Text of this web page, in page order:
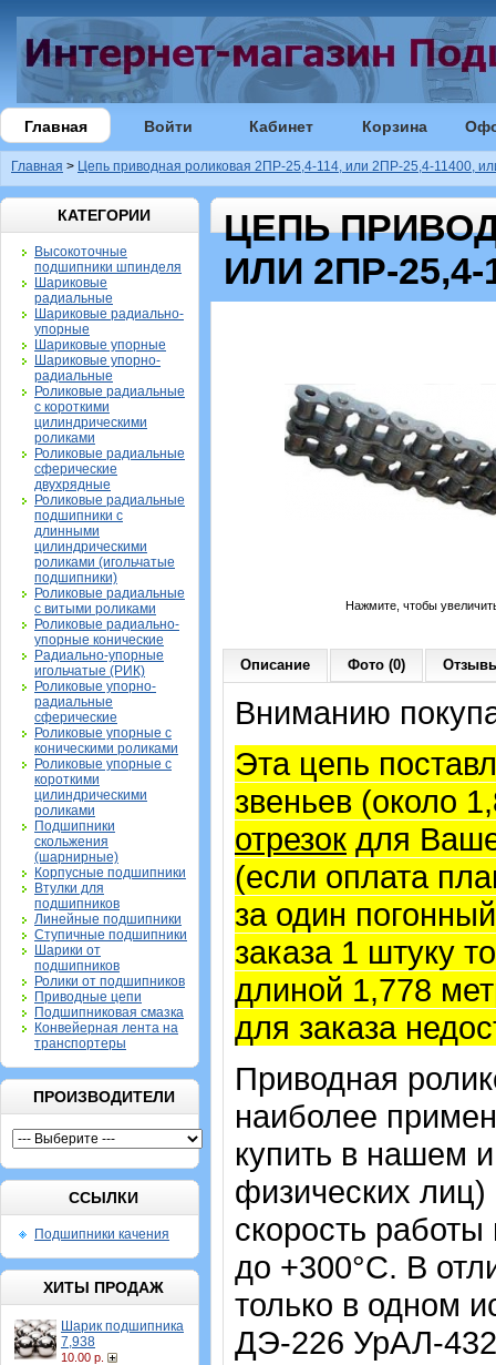
Главная Войти Кабинет Корзина
Главная > Цепь приводная роликовая 2ПР-25,4-114, или 2ПР-25,4-11400,
КАТЕГОРИИ
Высокоточные
подшипники шпинделя
Шариковые
радиальные
Шариковые радиально-
упорные
Шариковые упорные
Шариковые упорно-
радиальные
Роликовые радиальные
с короткими
цилиндрическими
роликами
Роликовые радиальные
сферические
двухрядные
Роликовые радиальные
подшипники с
длинными
цилиндрическими
роликами (игольчатые
подшипники)
Роликовые радиальные
с витыми роликами
Роликовые радиально-
упорные конические
Радиально-упорные
игольчатые (РИК)
Роликовые упорно-
радиальные
сферические
Роликовые упорные с
коническими роликами
Роликовые упорные с
короткими
цилиндрическими
роликами
Подшипники
скольжения
(шарнирные)
Корпусные подшипники
Втулки для
подшипников
Линейные подшипники
Ступичные подшипники
Шарики от
подшипников
Ролики от подшипников
Приводные цепи
Подшипниковая смазка
Конвейерная лента на
транспортеры
ПРОИЗВОДИТЕЛИ
ССЫЛКИ
Подшипники качения
ХИТЫ ПРОДАЖ
Шарик подшипника
7,938
10.00 р.
ЦЕПЬ
ИЛИ 2ПР-25,4-
Нажмите, чтобы
Описание Фото (0)
Вниманию
Эта цепь
звеньев (около
отрезок для
(если оплата
за один
заказа 1 штуку
длиной 1,778
для заказа
Приводная
наиболее
купить в нашем
физических
скорость
до +300°С. В
только в одном
ДЭ-226 УрАЛ-